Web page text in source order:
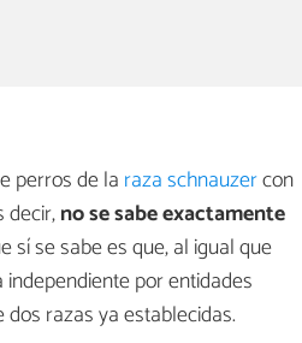
perros de la raza schnauzercon
decir,no se sabe exactamente
sí se sabe es que, al igual que
por entidades
razas ya establecidas.